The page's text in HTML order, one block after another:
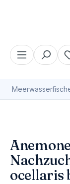
ocellaris